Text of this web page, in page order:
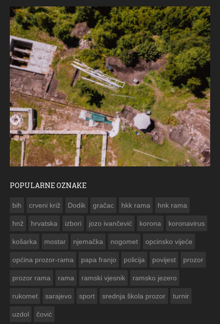
POPULARNE OZNAKE
bih crveni križ Dodik gračac hkk rama hnk rama
hnž hrvatska izbori jozo ivančević korona koronavirus
košarka mostar njemačka nogomet opcinsko vijeće
općina prozor-rama papa franjo policija povijest prozor
prozor rama rama ramski vjesnik ramsko jezero
rukomet sarajevo sport srednja škola prozor turnir
uzdol čović